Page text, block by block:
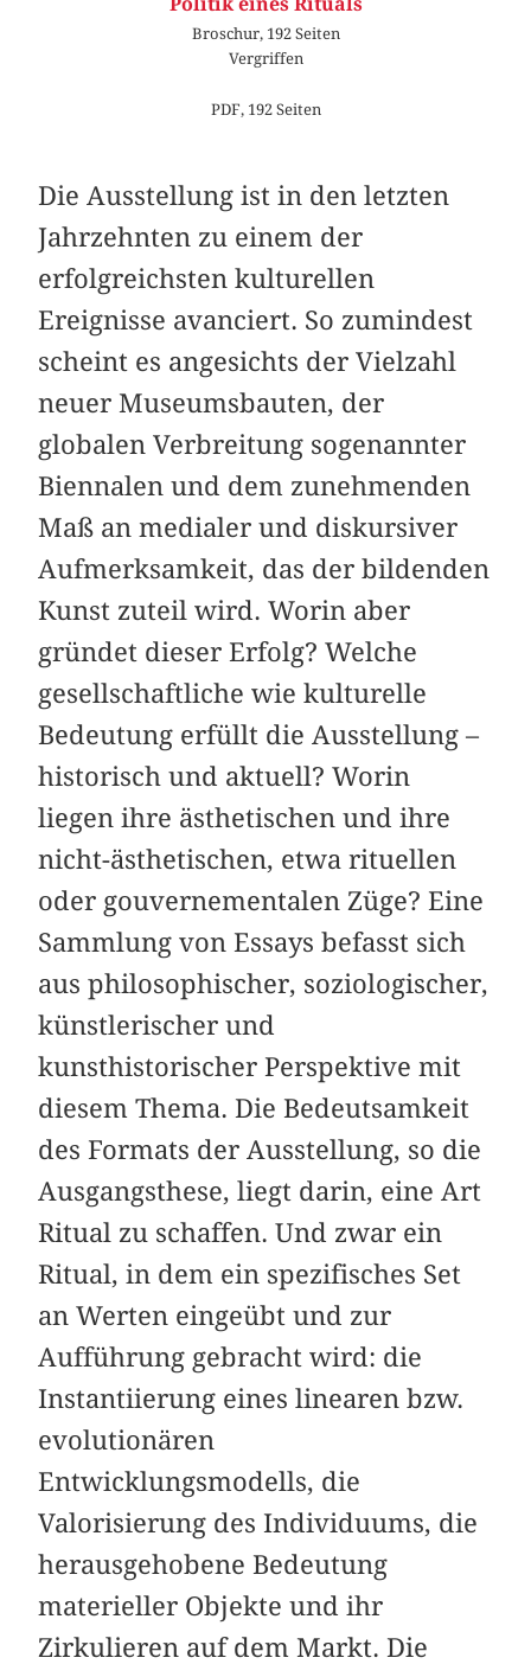
Broschur, 192 Seiten
Vergriffen
PDF, 192 Seiten
Die Ausstellung ist in den letzten
Jahrzehnten zu einem der
erfolgreichsten kulturellen
Ereignisse avanciert. So zumindest
scheint es angesichts der Vielzahl
neuer Museumsbauten, der
globalen Verbreitung sogenannter
Biennalen und dem zunehmenden
Maß an medialer und diskursiver
Aufmerksamkeit, das der bildenden
Kunst zuteil wird. Worin aber
gründet dieser Erfolg? Welche
gesellschaftliche wie kulturelle
Bedeutung erfüllt die Ausstellung –
historisch und aktuell? Worin
liegen ihre ästhetischen und ihre
nicht-ästhetischen, etwa rituellen
oder gouvernementalen Züge? Eine
Sammlung von Essays befasst sich
aus philosophischer, soziologischer,
künstlerischer und
kunsthistorischer Perspektive mit
diesem Thema. Die Bedeutsamkeit
des Formats der Ausstellung, so die
Ausgangsthese, liegt darin, eine Art
Ritual zu schaffen. Und zwar ein
Ritual, in dem ein spezifisches Set
an Werten eingeübt und zur
Aufführung gebracht wird: die
Instantiierung eines linearen bzw.
evolutionären
Entwicklungsmodells, die
Valorisierung des Individuums, die
herausgehobene Bedeutung
materieller Objekte und ihr
Zirkulieren auf dem Markt. Die